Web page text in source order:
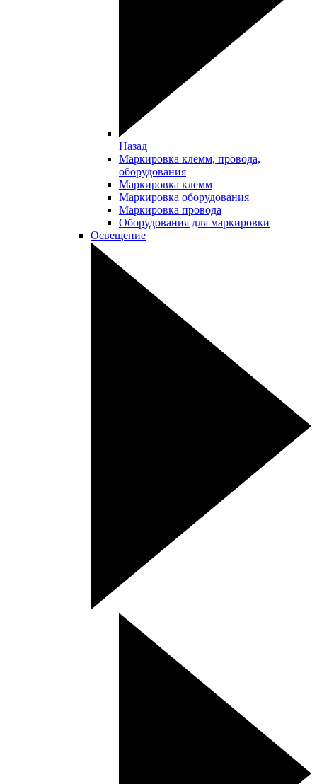
Назад
Маркировка клемм, провода,
оборудования
Маркировка клемм
Маркировка оборудования
Маркировка провода
Оборудования для маркировки
Освещение